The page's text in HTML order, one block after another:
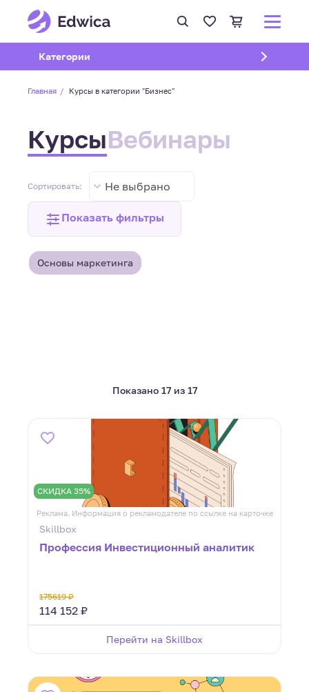
Открыть подменю
Категории
Главная Курсы в категории "Бизнес"
КурсыВебинары
Сортировать: Не выбрано
Показать фильтры
Основы маркетинга
Показано 17 из 17
СКИДКА 35%
Реклама. Информация о рекламодателе по ссылке на карточке
Skillbox
Профессия Инвестиционный аналитик
175619 ₽
114 152 ₽
Перейти на Skillbox